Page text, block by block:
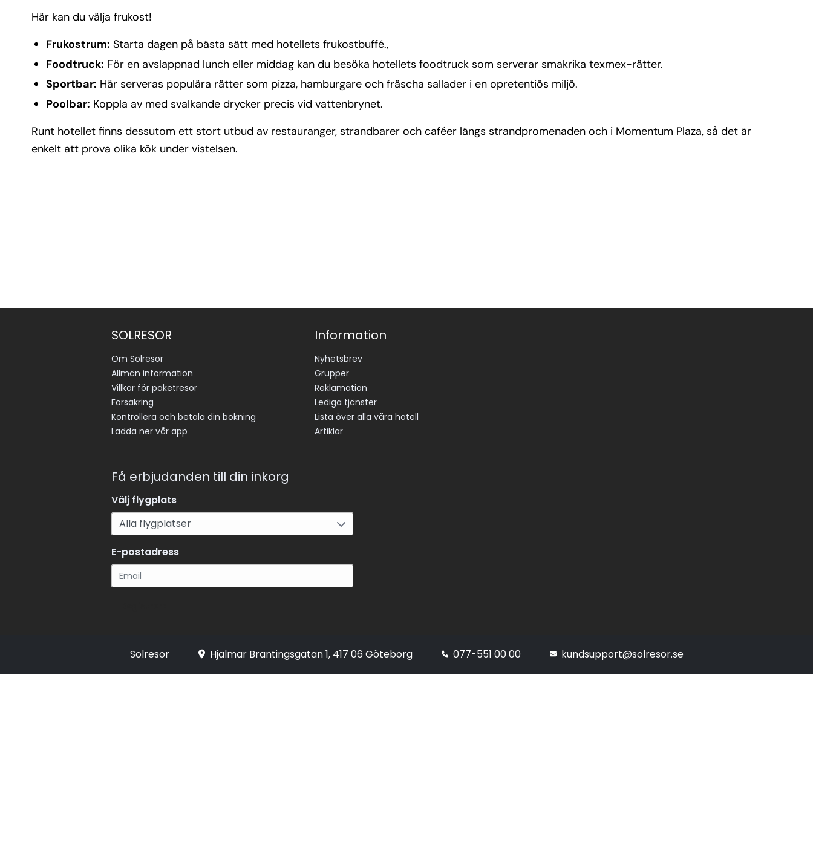
Här kan du välja frukost!
Frukostrum: Starta dagen på bästa sätt med hotellets frukostbuffé.,
Foodtruck: För en avslappnad lunch eller middag kan du besöka hotellets foodtruck som serverar smakrika texmex-rätter.
Sportbar: Här serveras populära rätter som pizza, hamburgare och fräscha sallader i en opretentiös miljö.
Poolbar: Koppla av med svalkande drycker precis vid vattenbrynet.
Runt hotellet finns dessutom ett stort utbud av restauranger, strandbarer och caféer längs strandpromenaden och i Momentum Plaza, så det är
enkelt att prova olika kök under vistelsen.
SOLRESOR
Om Solresor
Allmän information
Villkor för paketresor
Försäkring
Kontrollera och betala din bokning
Ladda ner vår app
Information
Nyhetsbrev
Grupper
Reklamation
Lediga tjänster
Lista över alla våra hotell
Artiklar
Få erbjudanden till din inkorg
Välj flygplats
E-postadress
Solresor Hjalmar Brantingsgatan 1, 417 06 Göteborg 077-551 00 00 kundsupport@solresor.se